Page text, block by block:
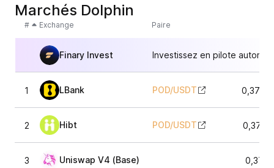
Marchés Dolphin
# Exchange Paire
Finary Invest Investissez en pilote
1 LBank POD/USDT
2 Hibt POD/USDT
3 Uniswap V4 (Base)